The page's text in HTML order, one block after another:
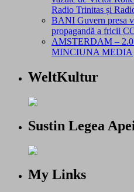
Radio Trinitas și
BANI Guvern presa
propagandă a fricii
AMSTERDAM –
MINCIUNA MEDIA
WeltKultur
Sustin Legea
My Links